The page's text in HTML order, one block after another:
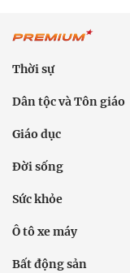
Thời sự
Dân tộc và Tôn giáo
Giáo dục
Đời sống
Sức khỏe
Ô tô xe máy
Bất động sản